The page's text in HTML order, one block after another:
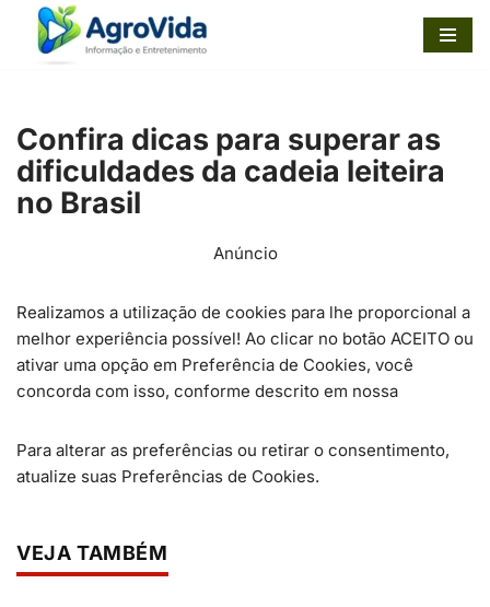
Pular
conteúdo
Confira dicas para superar as
dificuldades da cadeia leiteira
no Brasil
Anúncio
Realizamos a utilização de cookies para lhe proporcional a
melhor experiência possível! Ao clicar no botão ACEITO ou
ativar uma opção em Preferência de Cookies, você
concorda com isso, conforme descrito em nossa
Para alterar as preferências ou retirar o consentimento,
atualize suas Preferências de Cookies.
VEJA TAMBÉM